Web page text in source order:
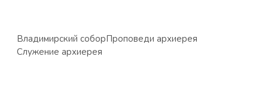
Владимирский соборПроповеди архиерея
Служение архиерея